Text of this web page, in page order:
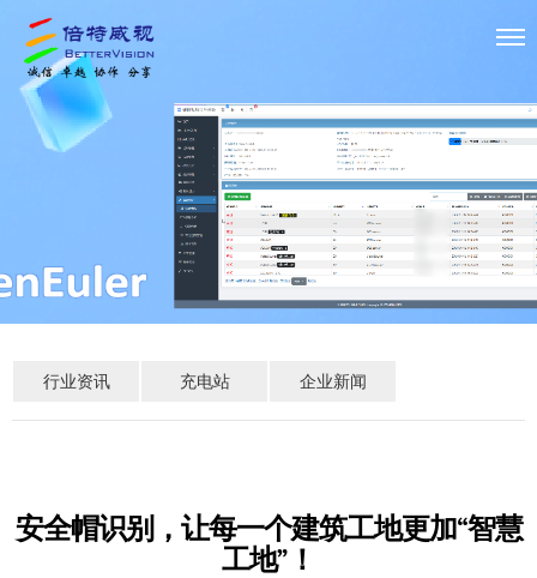
行业资讯 充电站 企业新闻
安全帽识别，让每一个建筑工地更加“智慧
工地”！